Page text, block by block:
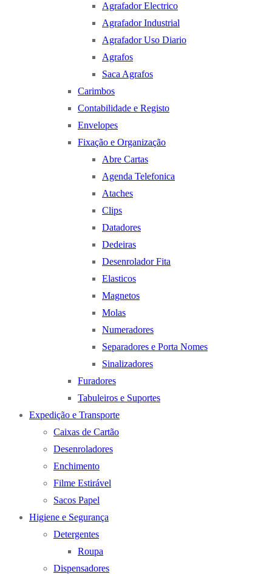
Agrafador Electrico
Agrafador Industrial
Agrafador Uso Diario
Agrafos
Saca Agrafos
Carimbos
Contabilidade e Registo
Envelopes
Fixação e Organização
Abre Cartas
Agenda Telefonica
Ataches
Clips
Datadores
Dedeiras
Desenrolador Fita
Elasticos
Magnetos
Molas
Numeradores
Separadores e Porta Nomes
Sinalizadores
Furadores
Tabuleiros e Suportes
Expedição e Transporte
Caixas de Cartão
Desenroladores
Enchimento
Filme Estirável
Sacos Papel
Higiene e Segurança
Detergentes
Roupa
Dispensadores